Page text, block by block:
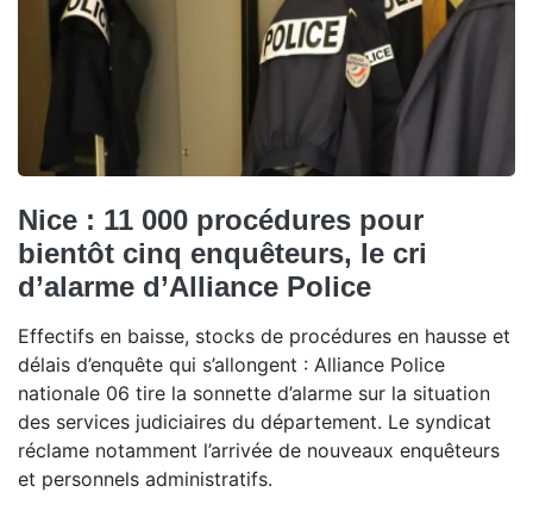
Nice : 11 000 procédures pour
bientôt cinq enquêteurs, le cri
d’alarme d’Alliance Police
Effectifs en baisse, stocks de procédures en hausse et
délais d’enquête qui s’allongent : Alliance Police
nationale 06 tire la sonnette d’alarme sur la situation
des services judiciaires du département. Le syndicat
réclame notamment l’arrivée de nouveaux enquêteurs
et personnels administratifs.